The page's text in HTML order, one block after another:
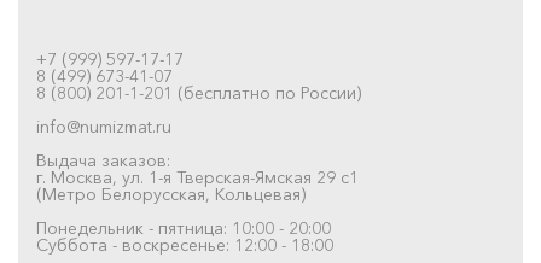
+7 (999) 597-17-17
8 (499) 673-41-07
8 (800) 201-1-201 (бесплатно по России)
info@numizmat.ru
Выдача заказов:
г. Москва, ул. 1-я Тверская-Ямская 29 с1
(Метро Белорусская, Кольцевая)
Понедельник - пятница: 10:00 - 20:00
Суббота - воскресенье: 12:00 - 18:00